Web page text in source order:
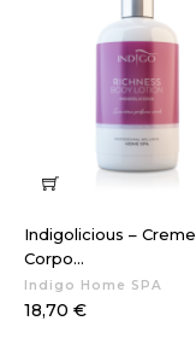
Indigolicious – Creme
Corpo...
Indigo Home SPA
Preço
18,70 €